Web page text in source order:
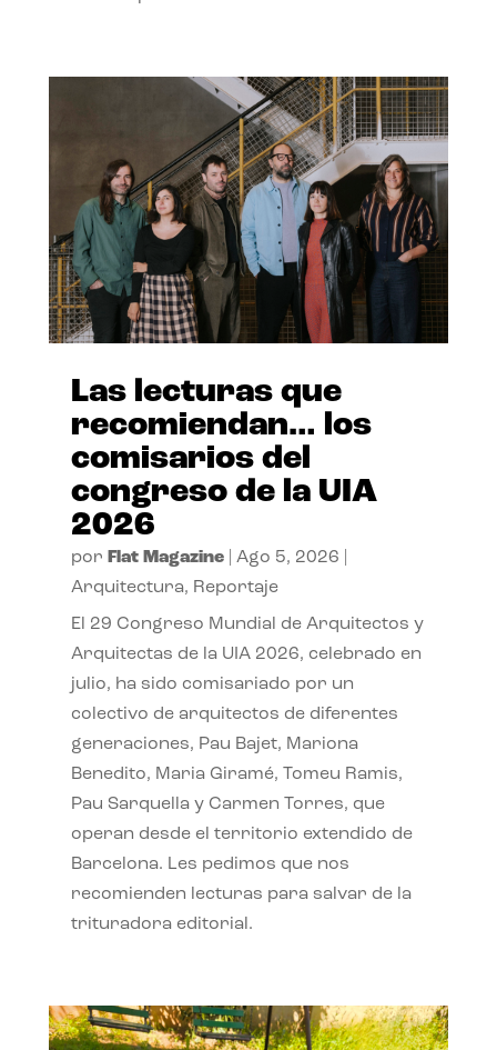
Las lecturas que
recomiendan… los
comisarios del
congreso de la UIA
2026
por Flat Magazine| Ago 5, 2026
Arquitectura, Reportaje
El 29 Congreso Mundial de Arquitectos y
Arquitectas de la UIA 2026, celebrado en
julio, ha sido comisariado por un
colectivo de arquitectos de diferentes
generaciones, Pau Bajet, Mariona
Benedito, Maria Giramé, Tomeu Ramis,
Pau Sarquella y Carmen Torres, que
operan desde el territorio extendido de
Barcelona. Les pedimos que nos
recomienden lecturas para salvar de la
trituradora editorial.